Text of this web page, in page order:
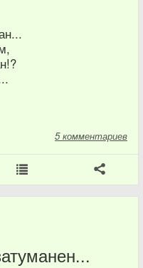
5 комментариев